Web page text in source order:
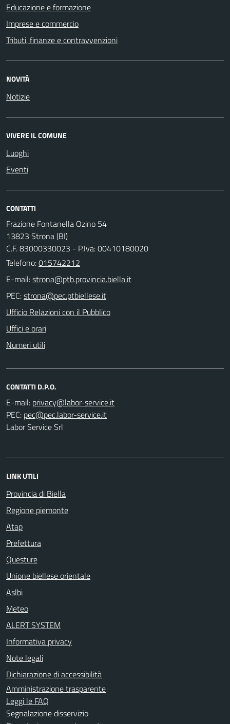
Educazione e formazione
Imprese e commercio
Tributi, finanze e contravvenzioni
NOVITÀ
Notizie
VIVERE IL COMUNE
Luoghi
Eventi
CONTATTI
Frazione Fontanella Ozino 54
13823 Strona (BI)
C.F. 83000330023 - P.Iva: 00410180020
Telefono:015742212
E-mail:
PEC:
Ufficio Relazioni con il Pubblico
Uffici e orari
Numeri utili
CONTATTI D.P.O.
E-mail:
PEC:
Labor Service Srl
LINK UTILI
Provincia di Biella
Regione piemonte
Atap
Prefettura
Questure
Unione biellese orientale
Aslbi
Meteo
ALERT SYSTEM
Informativa privacy
Note legali
Dichiarazione di accessibilità
Amministrazione trasparente
Leggi le FAQ
Segnalazione disservizio